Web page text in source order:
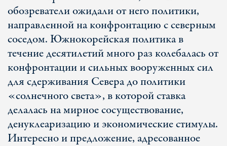
обозреватели ожидали от него политики,
направленной на конфронтацию с северным
соседом. Южнокорейская политика в
течение десятилетий много раз колебалась от
конфронтации и сильных вооруженных сил
для сдерживания Севера до политики
«солнечного света», в которой ставка
делалась на мирное сосуществование,
денуклеаризацию и экономические стимулы.
Интересно и предложение, адресованное